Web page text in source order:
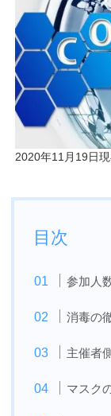
2020年11月19日
目次
参加人
消毒の
主催者
マスク